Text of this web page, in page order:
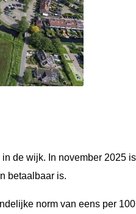
de wijk. In november 2025
betaalbaar is.
norm van eens per